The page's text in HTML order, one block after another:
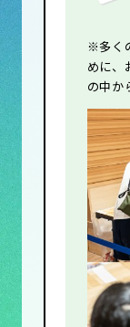
※多く
めに、
の中か